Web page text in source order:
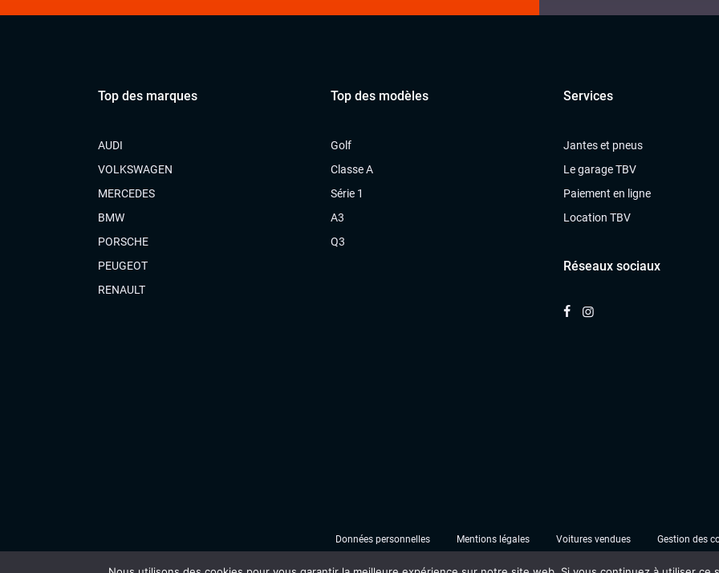
Top des marques
AUDI
VOLKSWAGEN
MERCEDES
BMW
PORSCHE
PEUGEOT
RENAULT
Top des modèles
Golf
Classe A
Série 1
A3
Q3
Services
Jantes et pneus
Le garage TBV
Paiement en ligne
Location TBV
Réseaux sociaux
Données personnelles Mentions légales Voitures vendues Gestion des